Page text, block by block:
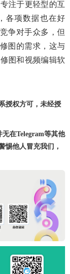
注于更轻型的互
各项数据也在好
争对手众多，但
图的需求，这与
图和视频编辑软
授权方可，未经授
在Telegram等其他
惕他人冒充我们，